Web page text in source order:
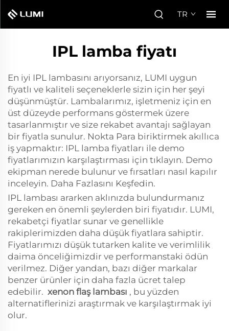
TR
IPL lamba fiyatı
En iyi IPL lambasını arıyorsanız, LUMI uygun
fiyatlı ve kaliteli seçeneklerle sizin için her şeyi
düşünmüştür. Lambalarımız, işletmeniz için en
üst düzeyde performans göstermek üzere
tasarlanmıştır ve size rekabet avantajı sağlayan
bir fiyatla sunulur. Nokta Para biriktirmek akıllıca
iş yapmaktır: IPL lamba fiyatları ile demo
fiyatlarımızın karşılaştırması için tıklayın. Demo
ekipman nerede bulunur ve fırsatları nasıl kapılır
inceleyin. Daha Fazlasını Keşfedin.
IPL lambası ararken aklınızda bulundurmanız
gereken en önemli şeylerden biri fiyatıdır. LUMI,
rekabetçi fiyatlar sunar ve genellikle
rakiplerimizden daha düşük fiyatlara sahiptir.
Fiyatlarımızı düşük tutarken kalite ve verimlilik
daima önceliğimizdir ve performanstaki ödün
verilmez. Diğer yandan, bazı diğer markalar
benzer ürünler için daha fazla ücret talep
edebilir. xenon flaş lambası , bu yüzden
alternatiflerinizi araştırmak ve karşılaştırmak iyi
olur.